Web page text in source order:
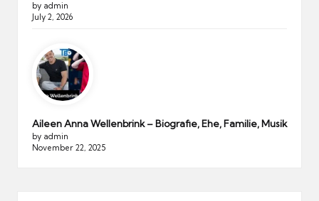
by admin
July 2, 2026
Aileen Anna Wellenbrink – Biografie, Ehe, Familie, Musik
by admin
November 22, 2025